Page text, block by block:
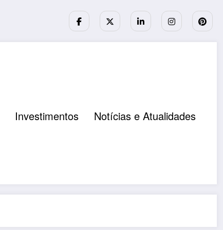
Investimentos Notícias e Atualidades